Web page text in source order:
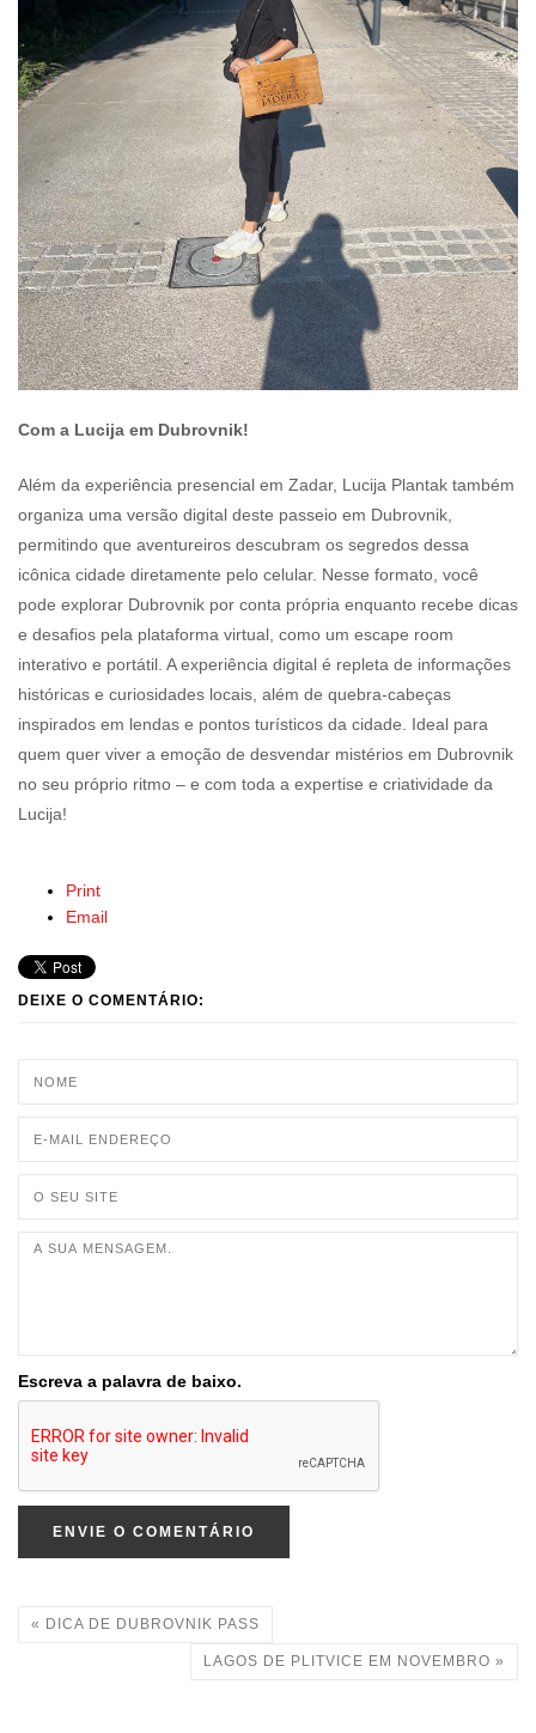
Com a Lucija em Dubrovnik!
Além da experiência presencial em Zadar, Lucija Plantak também
organiza uma versão digital deste passeio em Dubrovnik,
permitindo que aventureiros descubram os segredos dessa
icônica cidade diretamente pelo celular. Nesse formato, você
pode explorar Dubrovnik por conta própria enquanto recebe dicas
e desafios pela plataforma virtual, como um escape room
interativo e portátil. A experiência digital é repleta de informações
históricas e curiosidades locais, além de quebra-cabeças
inspirados em lendas e pontos turísticos da cidade. Ideal para
quem quer viver a emoção de desvendar mistérios em Dubrovnik
no seu próprio ritmo – e com toda a expertise e criatividade da
Lucija!
Print
Email
DEIXE O COMENTÁRIO:
Escreva a palavra de baixo.
ENVIE O COMENTÁRIO
« DICA DE DUBROVNIK PASS
LAGOS DE PLITVICE EM NOVEMBRO »